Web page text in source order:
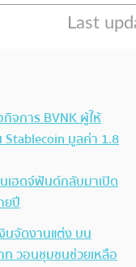
จการ BVNK ผู้ให้
มูลค่า 1.8
เฮดจ์ฟันด์กลับมาเปิด
ยปี
นจัดงานแต่ง บน
ท วอนชุมชนช่วยเหลือ